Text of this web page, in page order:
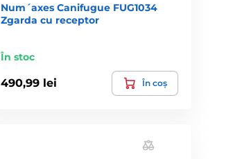
Num´axes Canifugue FUG1034
Zgarda cu receptor
În stoc
490,99 lei În coș